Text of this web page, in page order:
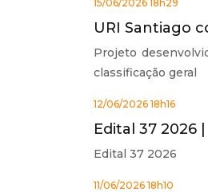
15/06/2026 18h29
URI Santiago
Projeto
classificação geral
12/06/2026 18h16
Edital 37 2026
Edital 37 2026
11/06/2026 18h10